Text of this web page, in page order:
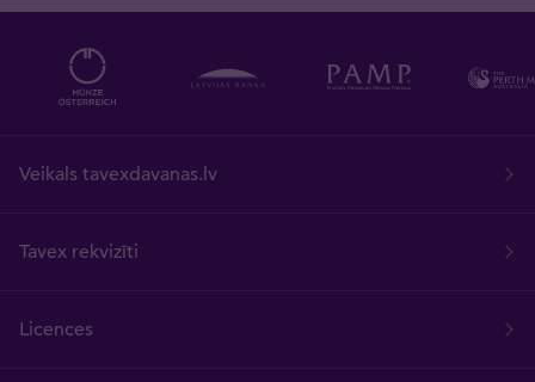
Veikals tavexdavanas.lv
Tavex rekvizīti
Licences